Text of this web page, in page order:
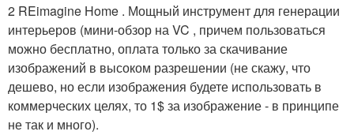
2 REimagine Home . Мощный инструмент для генерации
интерьеров (мини-обзор на VC , причем пользоваться
можно бесплатно, оплата только за скачивание
изображений в высоком разрешении (не скажу, что
дешево, но если изображения будете использовать в
коммерческих целях, то 1$ за изображение - в принципе
не так и много).